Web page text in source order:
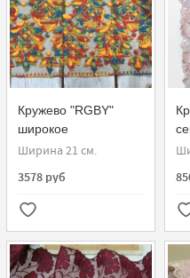
Кружево "RGBY"
широкое
Ширина 21 см.
3578 руб